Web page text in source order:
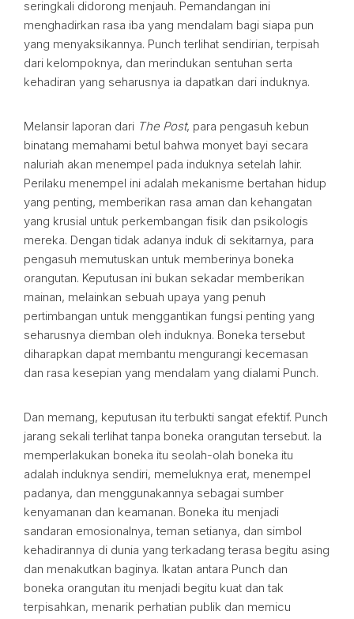
seringkali didorong menjauh. Pemandangan ini
menghadirkan rasa iba yang mendalam bagi siapa pun
yang menyaksikannya. Punch terlihat sendirian, terpisah
dari kelompoknya, dan merindukan sentuhan serta
kehadiran yang seharusnya ia dapatkan dari induknya.
Melansir laporan dari The Post, para pengasuh kebun
binatang memahami betul bahwa monyet bayi secara
naluriah akan menempel pada induknya setelah lahir.
Perilaku menempel ini adalah mekanisme bertahan hidup
yang penting, memberikan rasa aman dan kehangatan
yang krusial untuk perkembangan fisik dan psikologis
mereka. Dengan tidak adanya induk di sekitarnya, para
pengasuh memutuskan untuk memberinya boneka
orangutan. Keputusan ini bukan sekadar memberikan
mainan, melainkan sebuah upaya yang penuh
pertimbangan untuk menggantikan fungsi penting yang
seharusnya diemban oleh induknya. Boneka tersebut
diharapkan dapat membantu mengurangi kecemasan
dan rasa kesepian yang mendalam yang dialami Punch.
Dan memang, keputusan itu terbukti sangat efektif. Punch
jarang sekali terlihat tanpa boneka orangutan tersebut. Ia
memperlakukan boneka itu seolah-olah boneka itu
adalah induknya sendiri, memeluknya erat, menempel
padanya, dan menggunakannya sebagai sumber
kenyamanan dan keamanan. Boneka itu menjadi
sandaran emosionalnya, teman setianya, dan simbol
kehadirannya di dunia yang terkadang terasa begitu asing
dan menakutkan baginya. Ikatan antara Punch dan
boneka orangutan itu menjadi begitu kuat dan tak
terpisahkan, menarik perhatian publik dan memicu